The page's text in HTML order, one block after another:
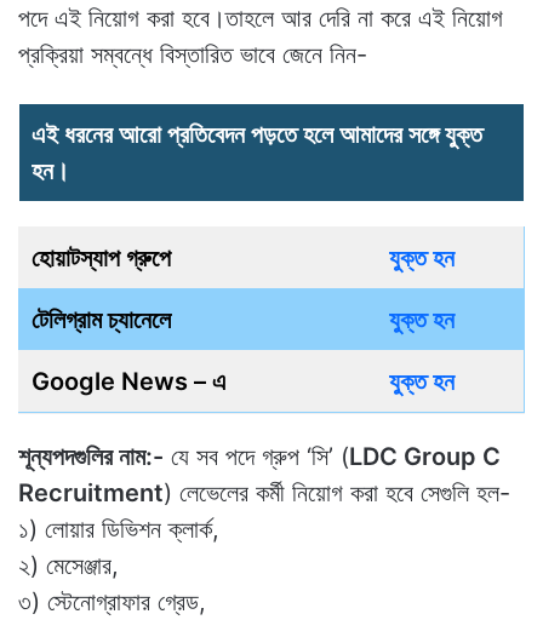
পদে এই নিয়োগ করা হবে।তাহলে আর দেরি না করে এই নিয়োগ
প্রক্রিয়া সম্বন্ধে বিস্তারিত ভাবে জেনে নিন-
এই ধরনের আরো প্রতিবেদন পড়তে হলে আমাদের সঙ্গে যুক্ত
হন।
হোয়াটস্যাপ গ্রুপে যুক্ত হন
টেলিগ্রাম চ্যানেলে যুক্ত হন
Google News – এ যুক্ত হন
শূন্যপদগুলির নাম:- যে সব পদে গ্রুপ ‘সি’ (LDC Group C
Recruitment) লেভেলের কর্মী নিয়োগ করা হবে সেগুলি হল-
১) লোয়ার ডিভিশন ক্লার্ক,
২) মেসেঞ্জার,
৩) স্টেনোগ্রাফার গ্রেড,